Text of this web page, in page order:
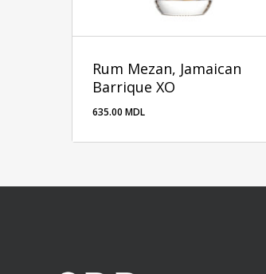
Rum Mezan, Jamaican
Barrique XO
635.00 MDL